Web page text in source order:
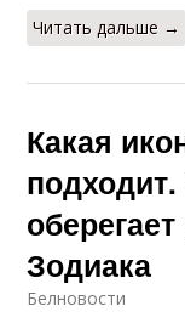
Читать дальше →
Какая
Зодиака
Белновости